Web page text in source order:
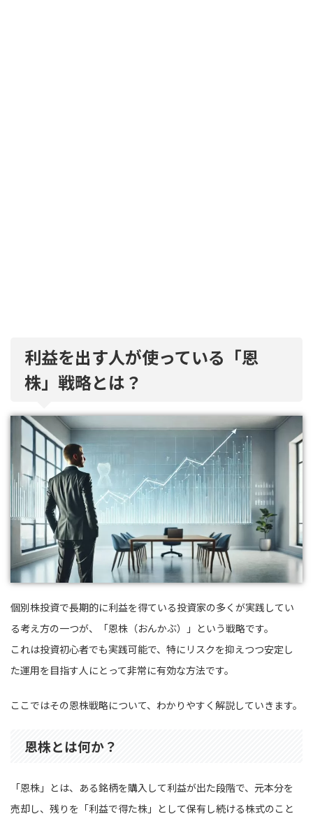
利益を出す人が使っている「恩
株」戦略とは？
個別株投資で長期的に利益を得ている投資家の多くが実践してい
る考え方の一つが、「恩株（おんかぶ）」という戦略です。
これは投資初心者でも実践可能で、特にリスクを抑えつつ安定し
た運用を目指す人にとって非常に有効な方法です。
ここではその恩株戦略について、わかりやすく解説していきます。
恩株とは何か？
「恩株」とは、ある銘柄を購入して利益が出た段階で、元本分を
売却し、残りを「利益で得た株」として保有し続ける株式のこと